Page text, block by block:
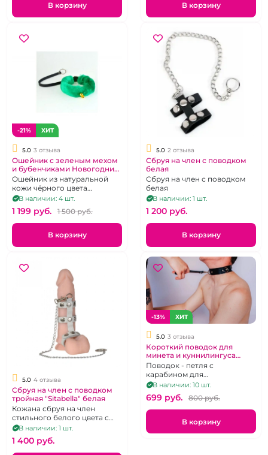
В корзину В корзину
-21% ХИТ
5.0 3 отзыва
Ошейник с зеленым мехом
и бубенчиками Новогодний
"ИнтимХаус"
Ошейник из натуральной
кожи чёрного цвета
дополненный съемным
зелёным мехом и
золотистыми бубенчиками.
В наличии: 4 шт.
1 199 pуб. 1 500 pуб.
В корзину
5.0 2 отзыва
Сбруя на член с поводком
белая
Сбруя на член с поводком
белая
В наличии: 1 шт.
1 200 pуб.
В корзину
5.0 4 отзыва
Сбруя на член с поводком
тройная "Sitabella" белая
Кожана сбруя на член
стильного белого цвета с
цепочкой-поводком и 3
ремешками
В наличии: 1 шт.
1 400 pуб.
-13% ХИТ
5.0 3 отзыва
Короткий поводок для
минета и куннилингуса
"ИнтимХаус" кожаный
Поводок - петля с
карабином для
принудительного орального
секса кожаный, длина 20 см.
В наличии: 10 шт.
699 pуб. 800 pуб.
В корзину